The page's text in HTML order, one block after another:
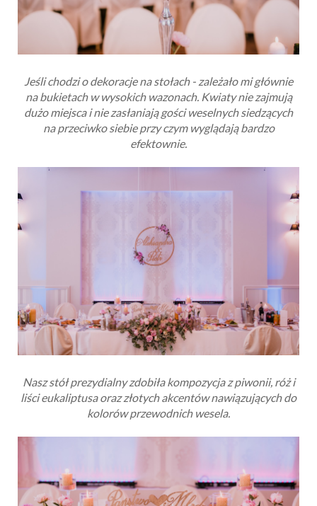
Jeśli chodzi o dekoracje na stołach - zależało mi głównie
na bukietach w wysokich wazonach. Kwiaty nie zajmują
dużo miejsca i nie zasłaniają gości weselnych siedzących
na przeciwko siebie przy czym wyglądają bardzo
efektownie.
Nasz stół prezydialny zdobiła kompozycja z piwonii, róż i
liści eukaliptusa oraz złotych akcentów nawiązujących do
kolorów przewodnich wesela.